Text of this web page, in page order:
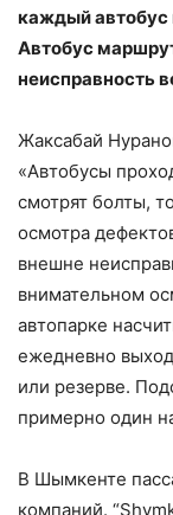
каждый автобус
Автобус
неисправность
Жаксабай
«Автобусы
смотрят болты,
осмотра
внешне
внимательном
автопарке
ежедневно
или резерве.
примерно один
В Шымкенте
компаний.